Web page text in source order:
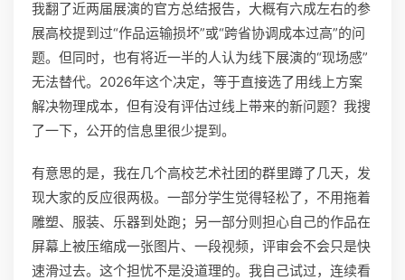
我翻了近两届展演的官方总结报告，大概有六成左右的参
展高校提到过“作品运输损坏”或“跨省协调成本过高”的问
题。但同时，也有将近一半的人认为线下展演的“现场感”
无法替代。2026年这个决定，等于直接选了用线上方案
解决物理成本，但有没有评估过线上带来的新问题？我搜
了一下，公开的信息里很少提到。
有意思的是，我在几个高校艺术社团的群里蹲了几天，发
现大家的反应很两极。一部分学生觉得轻松了，不用拖着
雕塑、服装、乐器到处跑；另一部分则担心自己的作品在
屏幕上被压缩成一张图片、一段视频，评审会不会只是快
速滑过去。这个担忧不是没道理的。我自己试过，连续看